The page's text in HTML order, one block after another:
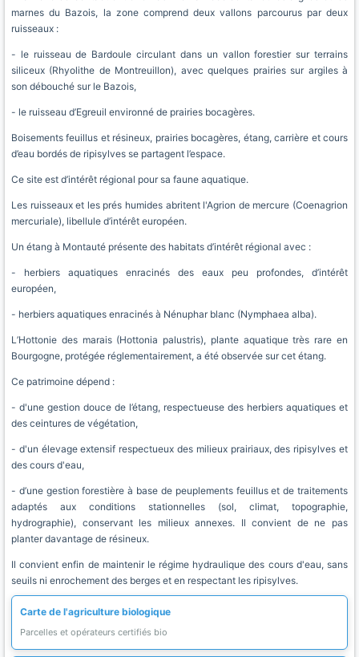
marnes du Bazois, la zone comprend deux vallons parcourus par deux
ruisseaux :
- le ruisseau de Bardoule circulant dans un vallon forestier sur terrains
siliceux (Rhyolithe de Montreuillon), avec quelques prairies sur argiles à
son débouché sur le Bazois,
- le ruisseau d’Egreuil environné de prairies bocagères.
Boisements feuillus et résineux, prairies bocagères, étang, carrière et cours
d’eau bordés de ripisylves se partagent l’espace.
Ce site est d’intérêt régional pour sa faune aquatique.
Les ruisseaux et les prés humides abritent l'Agrion de mercure (Coenagrion
mercuriale), libellule d’intérêt européen.
Un étang à Montauté présente des habitats d’intérêt régional avec :
- herbiers aquatiques enracinés des eaux peu profondes, d’intérêt
européen,
- herbiers aquatiques enracinés à Nénuphar blanc (Nymphaea alba).
L’Hottonie des marais (Hottonia palustris), plante aquatique très rare en
Bourgogne, protégée réglementairement, a été observée sur cet étang.
Ce patrimoine dépend :
- d'une gestion douce de l’étang, respectueuse des herbiers aquatiques et
des ceintures de végétation,
- d'un élevage extensif respectueux des milieux prairiaux, des ripisylves et
des cours d'eau,
- d’une gestion forestière à base de peuplements feuillus et de traitements
adaptés aux conditions stationnelles (sol, climat, topographie,
hydrographie), conservant les milieux annexes. Il convient de ne pas
planter davantage de résineux.
Il convient enfin de maintenir le régime hydraulique des cours d'eau, sans
seuils ni enrochement des berges et en respectant les ripisylves.
Carte de l'agriculture biologique
Parcelles et opérateurs certifiés bio